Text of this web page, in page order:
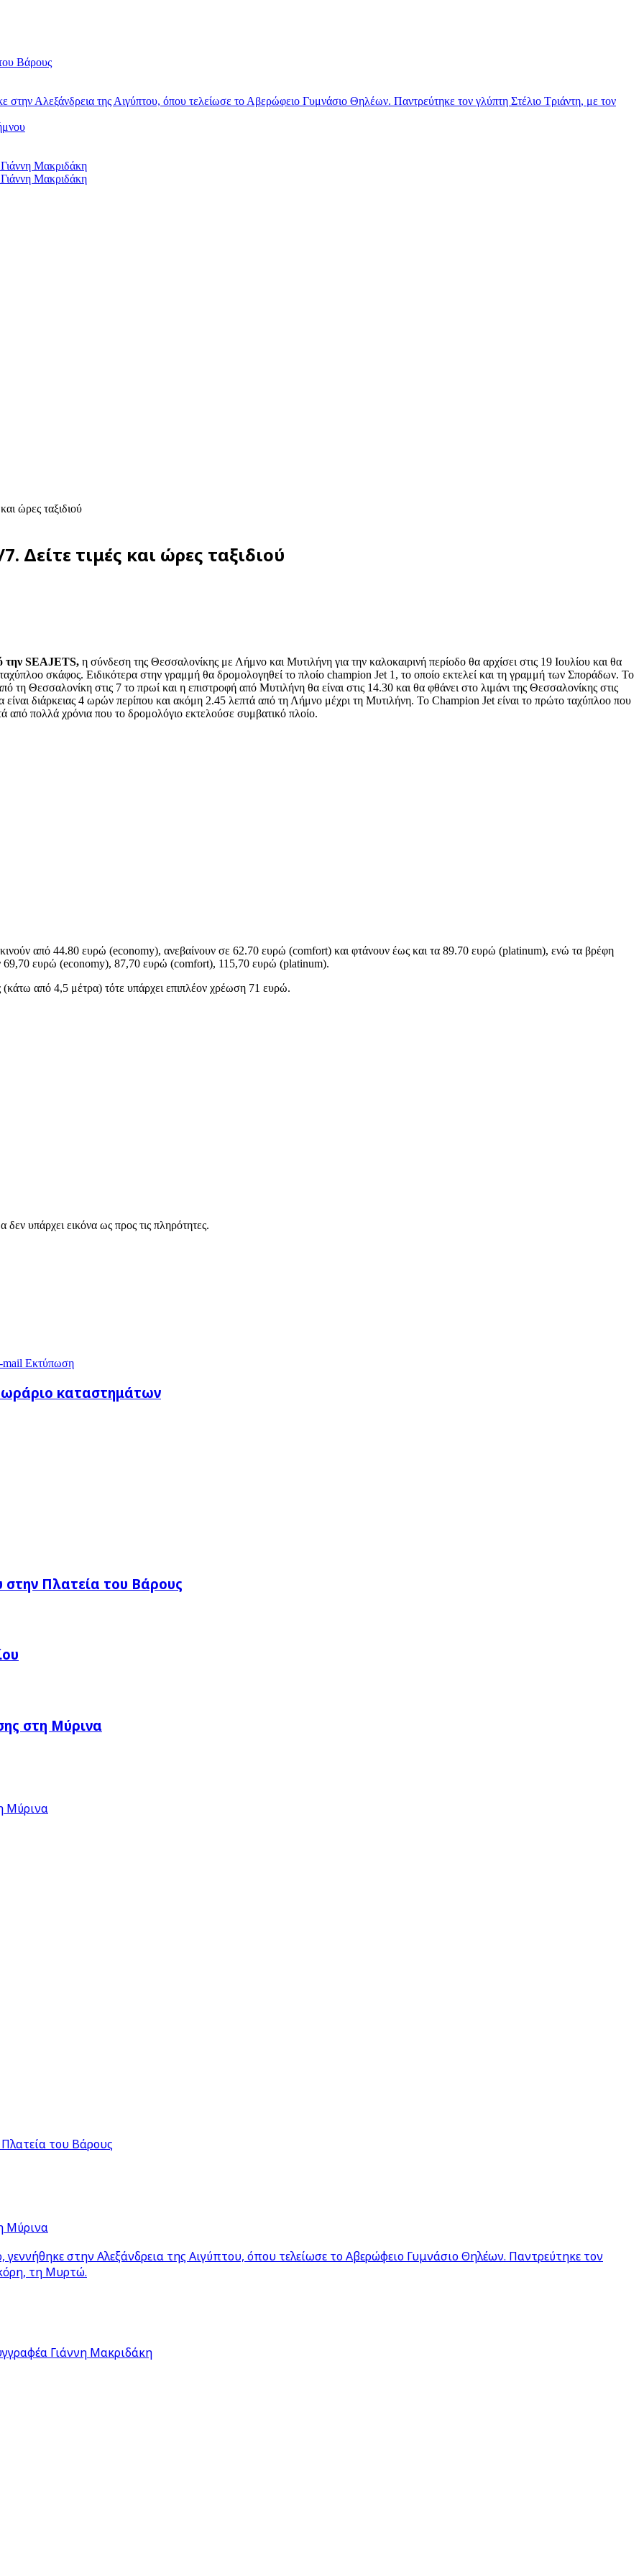
Βάρους
Αλεξάνδρεια της Αιγύπτου, όπου τελείωσε το Αβερώφειο Γυμνάσιο Θηλέων. Παντρεύτηκε τον γλύπτη Στέλιο Τριάντη, με τον
Μακριδάκη
Μακριδάκη
ώρες ταξιδιού
τιμές και ώρες ταξιδιού
την SEAJETS, η σύνδεση της Θεσσαλονίκης με Λήμνο και Μυτιλήνη για την καλοκαιρινή περίοδο θα αρχίσει στις 19 Ιουλίου και θα
σκάφος. Ειδικότερα στην γραμμή θα δρομολογηθεί το πλοίο champion Jet 1, το οποίο εκτελεί και τη γραμμή των Σποράδων. Το
τη Θεσσαλονίκη στις 7 το πρωί και η επιστροφή από Μυτιλήνη θα είναι στις 14.30 και θα φθάνει στο λιμάνι της Θεσσαλονίκης στις
διάρκειας 4 ωρών περίπου και ακόμη 2.45 λεπτά από τη Λήμνο μέχρι τη Μυτιλήνη. Το Champion Jet είναι το πρώτο ταχύπλοο που
πολλά χρόνια που το δρομολόγιο εκτελούσε συμβατικό πλοίο.
από 44.80 ευρώ (economy), ανεβαίνουν σε 62.70 ευρώ (comfort) και φτάνουν έως και τα 89.70 ευρώ (platinum), ενώ τα βρέφη
69,70 ευρώ (economy), 87,70 ευρώ (comfort), 115,70 ευρώ (platinum).
(κάτω από 4,5 μέτρα) τότε υπάρχει επιπλέον χρέωση 71 ευρώ.
υπάρχει εικόνα ως προς τις πληρότητες.
mail Εκτύπωση
ωράριο καταστημάτων
Πλατεία του Βάρους
στη Μύρινα
Μύρινα
του Βάρους
Μύρινα
στην Αλεξάνδρεια της Αιγύπτου, όπου τελείωσε το Αβερώφειο Γυμνάσιο Θηλέων. Παντρεύτηκε τον
τη Μυρτώ.
Γιάννη Μακριδάκη